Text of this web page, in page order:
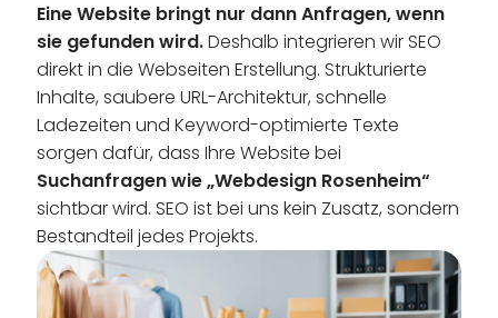
Eine Website bringt nur dann Anfragen, wenn
sie gefunden wird.Deshalb integrieren wir SEO
direkt in die Webseiten Erstellung. Strukturierte
Inhalte, saubere URL-Architektur, schnelle
Ladezeiten und Keyword-optimierte Texte
sorgen dafür, dass Ihre Website bei
Suchanfragen wie „Webdesign Rosenheim“
sichtbar wird. SEO ist bei uns kein Zusatz, sondern
Bestandteil jedes Projekts.